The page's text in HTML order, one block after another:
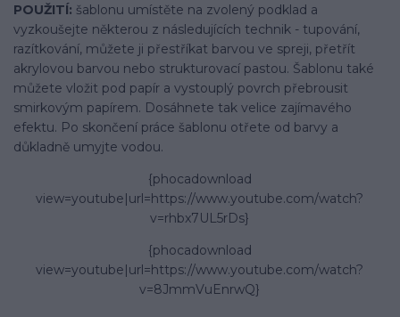
POUŽITÍ: šablonu umístěte na zvolený podklad a
vyzkoušejte některou z následujících technik - tupování,
razítkování, můžete ji přestříkat barvou ve spreji, přetřít
akrylovou barvou nebo strukturovací pastou. Šablonu také
můžete vložit pod papír a vystouplý povrch přebrousit
smirkovým papírem. Dosáhnete tak velice zajímavého
efektu. Po skončení práce šablonu otřete od barvy a
důkladně umyjte vodou.
{phocadownload
view=youtube|url=https://www.youtube.com/watch?
v=rhbx7UL5rDs}
{phocadownload
view=youtube|url=https://www.youtube.com/watch?
v=8JmmVuEnrwQ}